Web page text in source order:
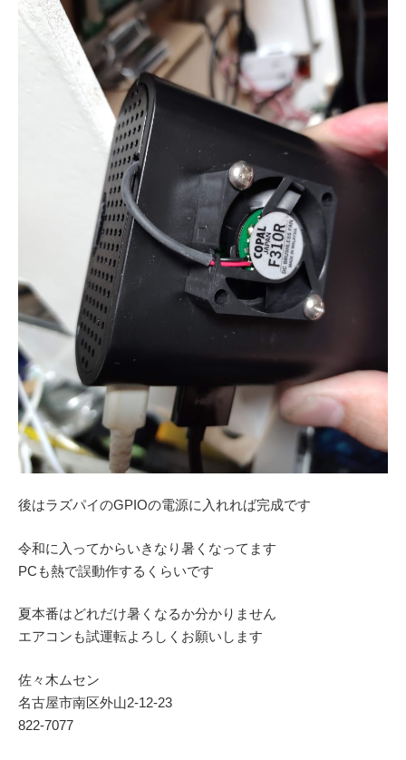
後はラズパイのGPIOの電源に入れれば完成です
令和に入ってからいきなり暑くなってます
PCも熱で誤動作するくらいです
夏本番はどれだけ暑くなるか分かりません
エアコンも試運転よろしくお願いします
佐々木ムセン
名古屋市南区外山2‐12‐23
822-7077